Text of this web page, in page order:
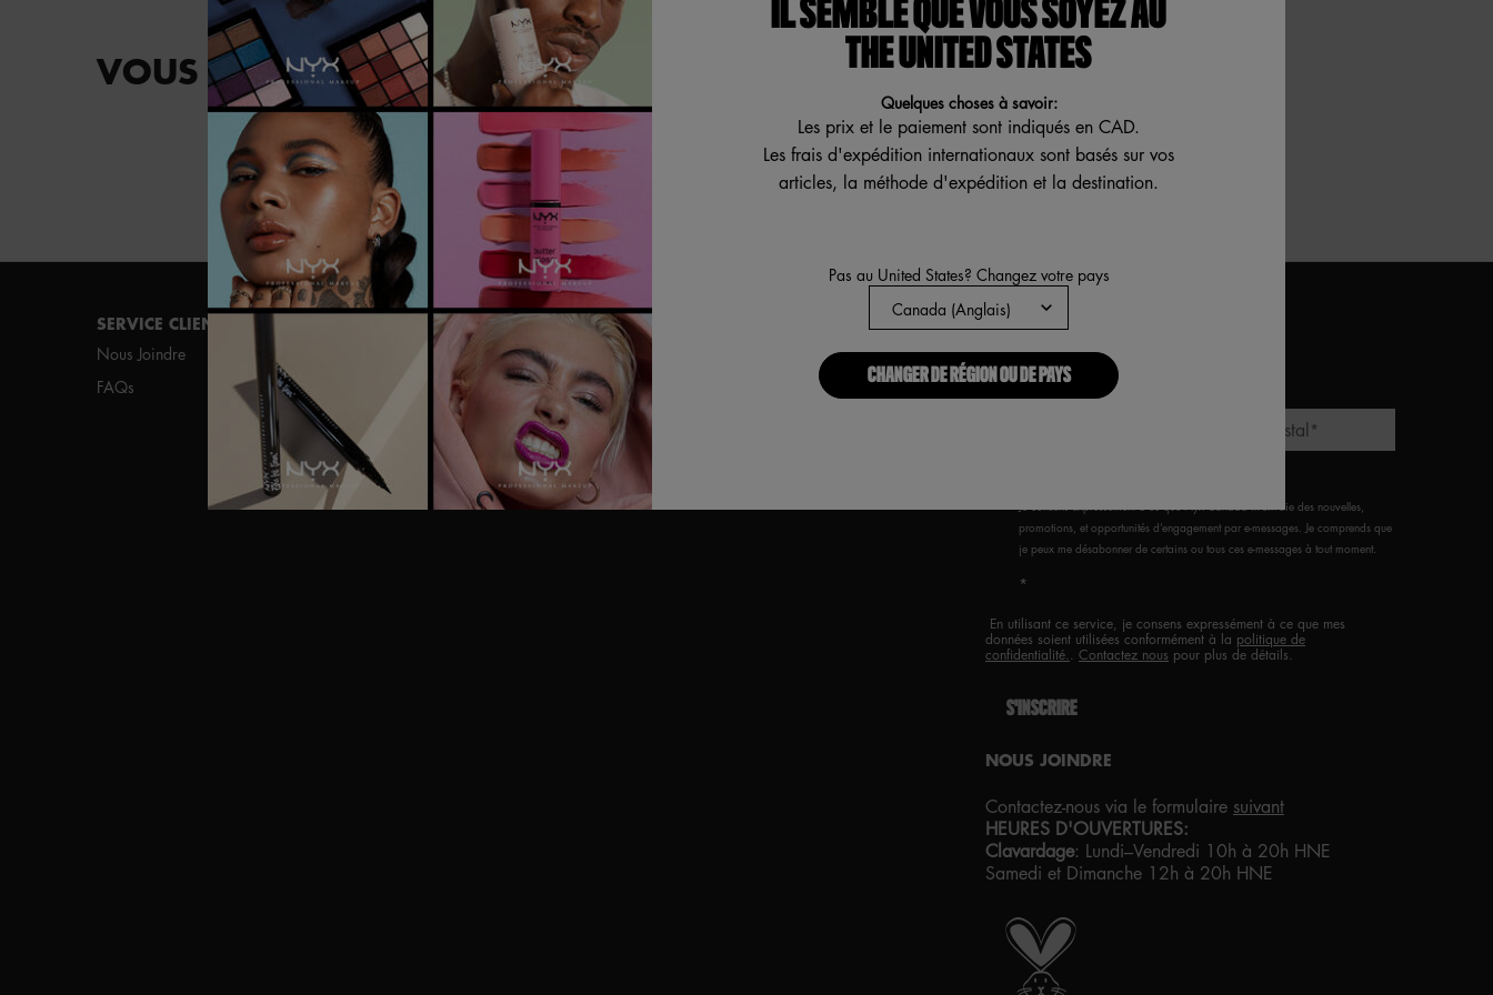
VOUS POURRIEZ AUSSI AIMER
SERVICE CLIENT
Nous Joindre
FAQs
Maquillage Végétalien
À PROPOS
Notre Manifeste
Carrières
Fiers alliés pour tous
Trouvez une boutique
Accessibilité Numérique
RESTONS EN CONTACT
(*)champs obligatoires
Code Postal *
Je consens expressément à ce que Nyx Canada m’envoie des nouvelles,
promotions, et opportunités d’engagement par e-messages. Je comprends que
je peux me désabonner de certains ou tous ces e-messages à tout moment.
*
En utilisant ce service, je consens expressément à ce que mes
données soient utilisées conformément à la politique de
confidentialité.. Contactez nous pour plus de détails.
S'INSCRIRE
NOUS JOINDRE
Contactez-nous via le formulaire suivant
HEURES D'OUVERTURES:
Clavardage: Lundi–Vendredi 10h à 20h HNE
Samedi et Dimanche 12h à 20h HNE
IL SEMBLE QUE VOUS SOYEZ AU
THE UNITED STATES
Quelques choses à savoir:
Les prix et le paiement sont indiqués en CAD.
Les frais d'expédition internationaux sont basés sur vos
articles, la méthode d'expédition et la destination.
Pas au United States? Changez votre pays
CHANGER DE RÉGION OU DE PAYS